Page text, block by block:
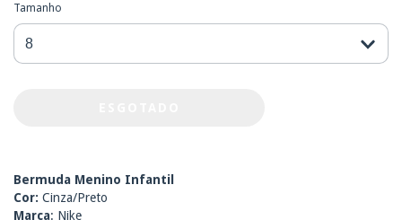
Tamanho
Bermuda Menino Infantil
Cor: Cinza/Preto
Marca: Nike